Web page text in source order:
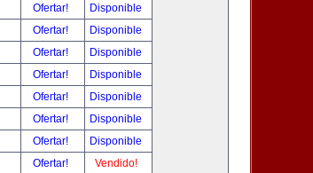
Ofertar!
Disponible
Ofertar!
Disponible
Ofertar!
Disponible
Ofertar!
Disponible
Ofertar!
Disponible
Ofertar!
Disponible
Ofertar!
Disponible
Ofertar!
Vendido!